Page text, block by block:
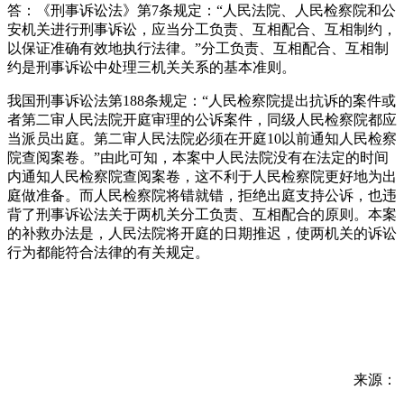
答：《刑事诉讼法》第7条规定：“人民法院、人民检察院和公
安机关进行刑事诉讼，应当分工负责、互相配合、互相制约，
以保证准确有效地执行法律。”分工负责、互相配合、互相制
约是刑事诉讼中处理三机关关系的基本准则。
我国刑事诉讼法第188条规定：“人民检察院提出抗诉的案件或
者第二审人民法院开庭审理的公诉案件，同级人民检察院都应
当派员出庭。第二审人民法院必须在开庭10以前通知人民检察
院查阅案卷。”由此可知，本案中人民法院没有在法定的时间
内通知人民检察院查阅案卷，这不利于人民检察院更好地为出
庭做准备。而人民检察院将错就错，拒绝出庭支持公诉，也违
背了刑事诉讼法关于两机关分工负责、互相配合的原则。本案
的补救办法是，人民法院将开庭的日期推迟，使两机关的诉讼
行为都能符合法律的有关规定。
来源：